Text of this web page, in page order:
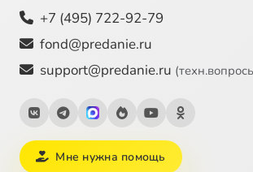
27 О браке
28 Посмертное состояние
29 О Спасении
+7 (495) 722-92-79
fond@predanie.ru
support@predanie.ru
Мне нужна помощь